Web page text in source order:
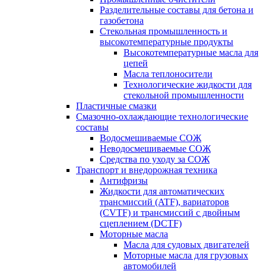
Разделительные составы для бетона и
газобетона
Стекольная промышленность и
высокотемпературные продукты
Высокотемпературные масла для
цепей
Масла теплоносители
Технологические жидкости для
стекольной промышленности
Пластичные смазки
Смазочно-охлаждающие технологические
составы
Водосмешиваемые СОЖ
Неводосмешиваемые СОЖ
Средства по уходу за СОЖ
Транспорт и внедорожная техника
Антифризы
Жидкости для автоматических
трансмиссий (ATF), вариаторов
(CVTF) и трансмиссий с двойным
сцеплением (DCTF)
Моторные масла
Масла для судовых двигателей
Моторные масла для грузовых
автомобилей